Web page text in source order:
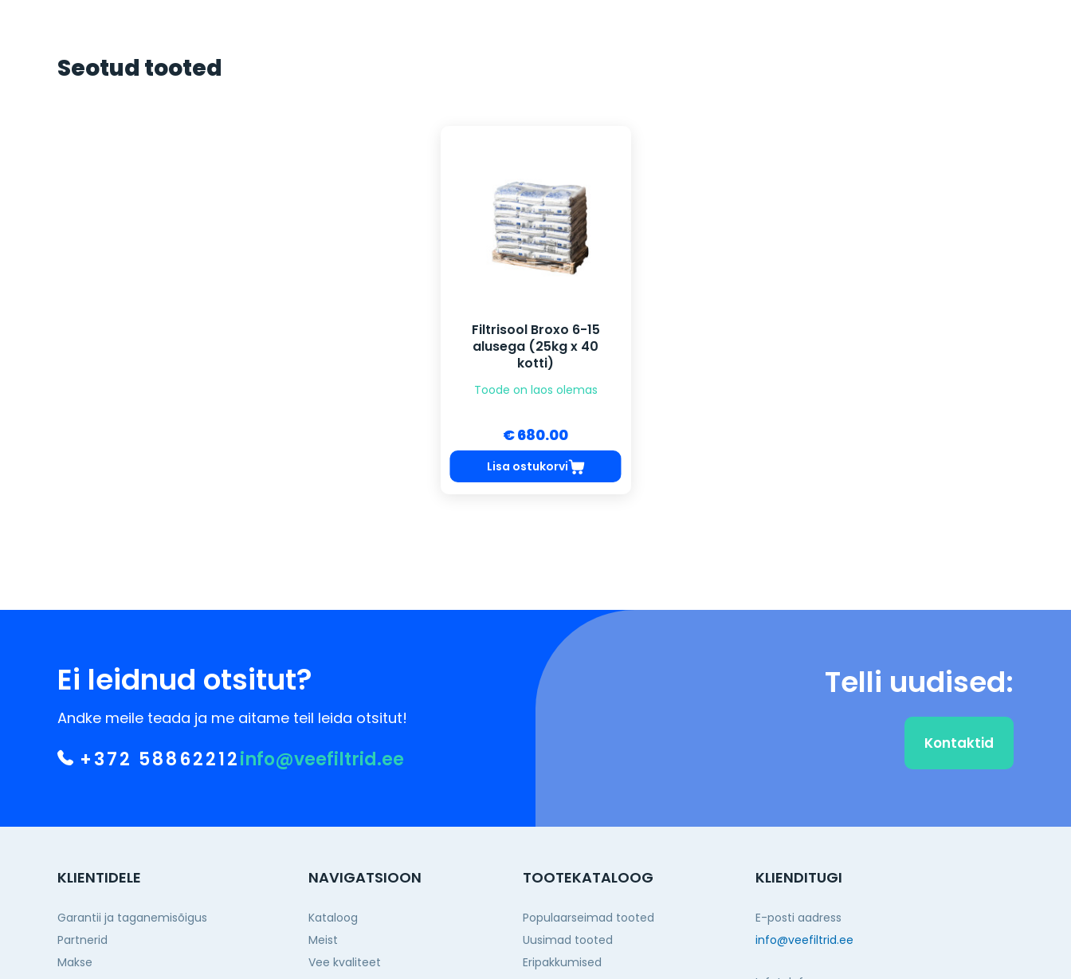
Seotud tooted
Filtrisool Broxo 6-15
alusega (25kg x 40
kotti)
Toode on laos olemas
€ 680.00
Lisa ostukorvi
Ei leidnud otsitut?
Andke meile teada ja me aitame teil leida otsitut!
+372 58862212info@veefiltrid.ee
Telli uudised:
Kontaktid
KLIENTIDELE
Garantii ja taganemisõigus
Partnerid
Makse
NAVIGATSIOON
Kataloog
Meist
Vee kvaliteet
TOOTEKATALOOG
Populaarseimad tooted
Uusimad tooted
Eripakkumised
KLIENDITUGI
E-posti aadress
info@veefiltrid.ee